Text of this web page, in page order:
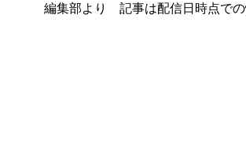
編集部より 記事は配信日時点での